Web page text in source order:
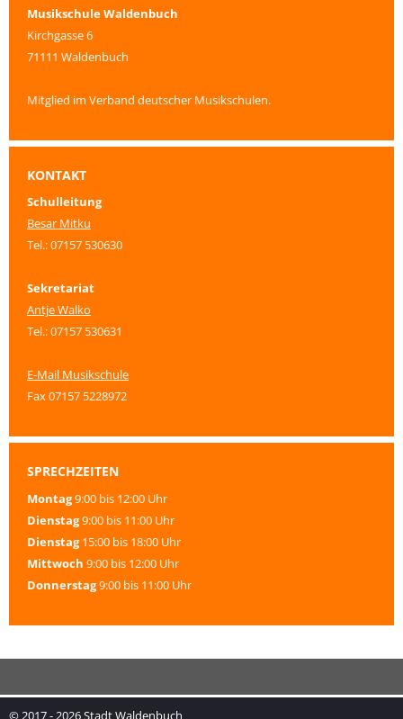
Musikschule Waldenbuch
Kirchgasse 6
71111 Waldenbuch
Mitglied im Verband deutscher Musikschulen.
KONTAKT
Schulleitung
Besar Mitku
Tel.: 07157 530630
Sekretariat
Antje Walko
Tel.: 07157 530631
E-Mail Musikschule
Fax 07157 5228972
SPRECHZEITEN
Montag9:00 bis 12:00 Uhr
Dienstag9:00 bis 11:00 Uhr
Dienstag15:00 bis 18:00 Uhr
Mittwoch 9:00 bis 12:00 Uhr
Donnerstag9:00 bis 11:00 Uhr
© 2017 - 2026 Stadt Waldenbuch